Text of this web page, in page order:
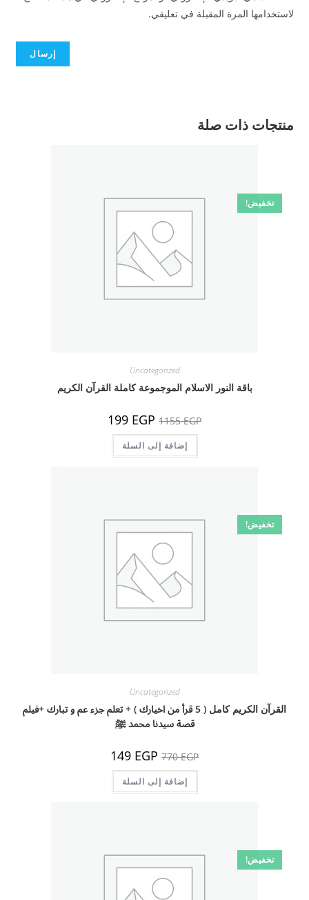
لاستخدامها المرة المقبلة في تعليقي.
منتجات ذات صلة
تخفيض!
Uncategorized
باقة النور الاسلام الموجموعة كاملة القرآن الكريم
1155EGP السعر
الأصلي
هو:
1155 EGP.
199 EGP
إضافة إلى السلة
تخفيض!
Uncategorized
القرآن الكريم كامل ( 5 قرأ من اخيارك ) + تعلم جزء عم و تبارك +فيلم
قصة سيدنا محمد ﷺ
770EGP السعر
الأصلي
هو:
770 EGP.
149 EGP
إضافة إلى السلة
تخفيض!